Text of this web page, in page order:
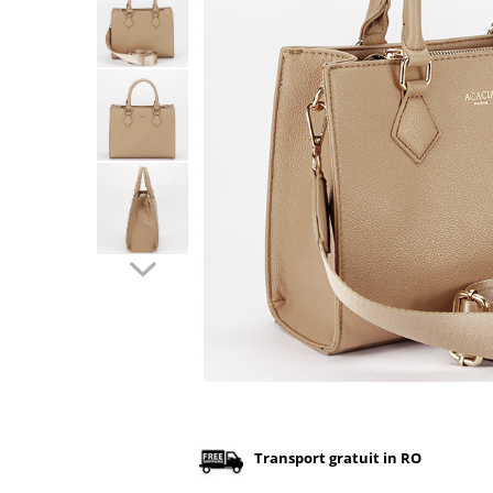
Incaltamine primavara-vara piele
Imbracaminte
Camasi si topuri
Blugi si pantaloni
Pulovere si cardigane
Incaltaminte toamna-iarna piele
Transport gratuit in RO